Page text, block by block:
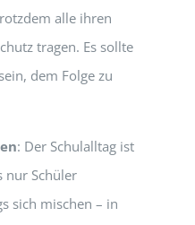
alle ihren
tragen. Es sollte
dem Folge zu
: Der Schulalltag ist
nur Schüler
sich mischen – in